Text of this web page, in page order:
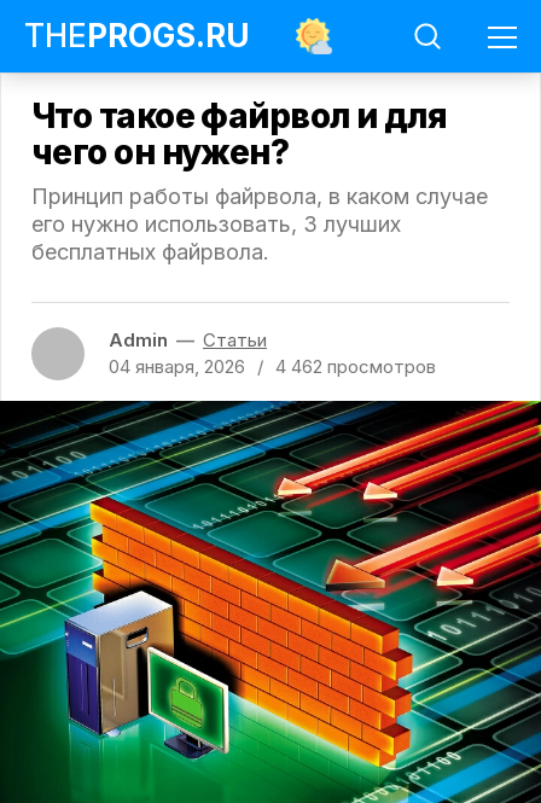
THEPROGS.RU
Что такое файрвол и для
чего он нужен?
Принцип работы файрвола, в каком случае
его нужно использовать, 3 лучших
бесплатных файрвола.
Статьи
такое
файрвол
и
для
чего
он
нужен?
Admin
04 января, 2026
4 462 просмотров
Статьи